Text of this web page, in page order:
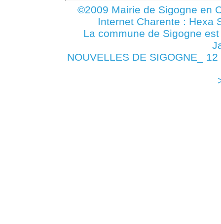
©2009 Mairie de Sigogne en
Internet Charente : Hexa
La commune de Sigogne
NOUVELLES DE SIGOGNE_